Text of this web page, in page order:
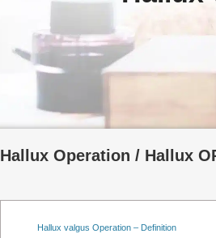
Hallux Operation / Hallux
Hallux valgus Operation – Definition